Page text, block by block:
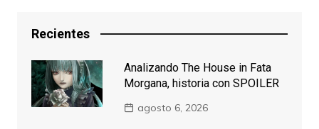
Recientes
Analizando The House in Fata
Morgana, historia con SPOILER
agosto 6, 2026